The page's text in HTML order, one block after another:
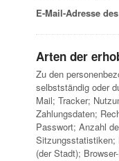
E-Mail-Adresse
Arten der
Zu den
selbstständig oder
Mail; Tracker;
Zahlungsdaten;
Passwort; Anzahl
Sitzungsstatistiken;
(der Stadt);